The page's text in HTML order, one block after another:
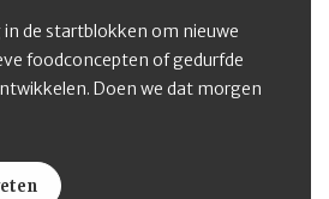
in de startblokken om nieuwe
foodconcepten of gedurfde
Doen we dat morgen